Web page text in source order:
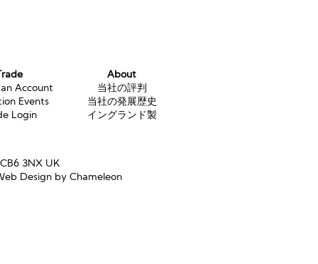
Account
Events
Login
About
当社の評判
当社の発展歴史
イングランド製
3NX UK
Design by Chameleon